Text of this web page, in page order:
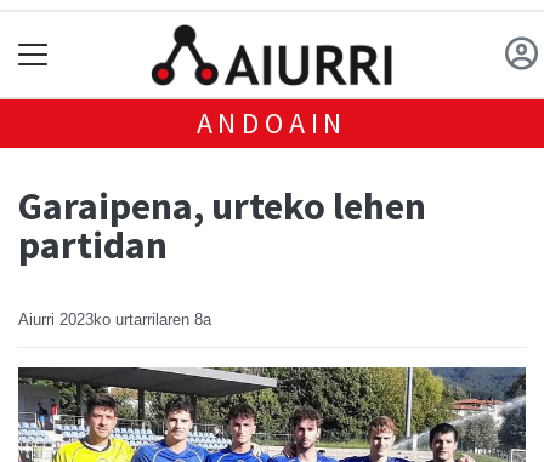
ANDOAIN
Garaipena, urteko lehen
partidan
Aiurri 2023ko urtarrilaren 8a